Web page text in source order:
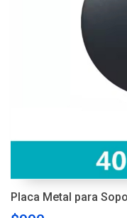
Placa Metal para